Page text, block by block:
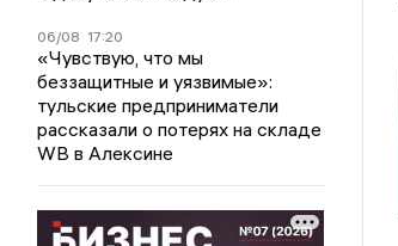
06/08 17:20
«Чувствую, что мы
беззащитные и уязвимые»:
тульские предприниматели
рассказали о потерях на складе
WB в Алексине